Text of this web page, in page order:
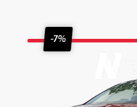
-7%